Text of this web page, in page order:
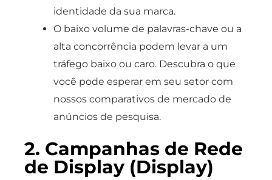
identidade da sua marca.
O baixo volume de palavras-chave ou a
alta concorrência podem levar a um
tráfego baixo ou caro. Descubra o que
você pode esperar em seu setor com
nossos comparativos de mercado de
anúncios de pesquisa.
2. Campanhas de Rede
de Display (Display)